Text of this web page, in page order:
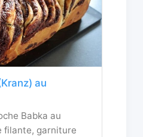
au
Babka au
filante, garniture